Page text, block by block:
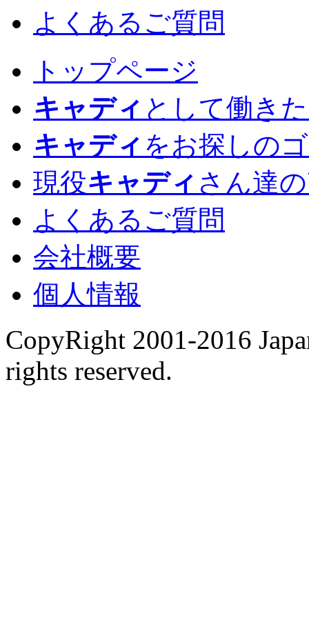
よくあるご質問
トップページ
キャディ として働き
キャディ をお探しの
現役キャディ さん達
よくあるご質問
会社概要
個人情報
CopyRight 2001-2016
rights reserved.